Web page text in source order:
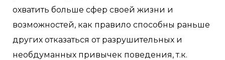
охватить больше сфер своей жизни и
возможностей, как правило способны раньше
других отказаться от разрушительных и
необдуманных привычек поведения, т.к.